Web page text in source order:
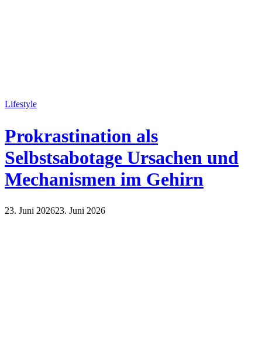
Lifestyle
Prokrastination als
Selbstsabotage Ursachen und
Mechanismen im Gehirn
23. Juni 202623. Juni 2026